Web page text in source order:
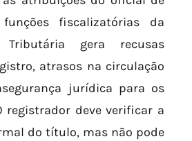
fiscalizatórias da
Tributária gera recusas
atrasos na circulação
jurídica para os
registrador deve verificar a
do título, mas não pode